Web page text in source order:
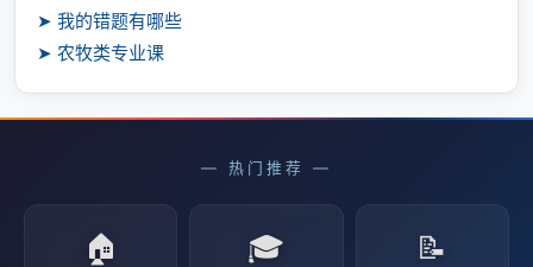
➤ 我的错题有哪些
➤ 农牧类专业课
— 热门推荐 —
🏠 🎓 📝